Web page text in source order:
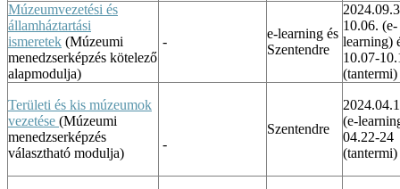
Múzeumvezetési és
államháztartási
ismeretek (Múzeumi
menedzserképzés kötelező
alapmodulja)
-
e-learning és
Szentendre
10.06. (e-
learning)
10.07-
(tantermi)
Területi és kis múzeumok
vezetése (Múzeumi
menedzserképzés
választható modulja)
-
Szentendre
(e-
04.22-24
(tantermi)